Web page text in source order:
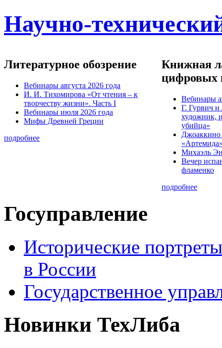
Научно-
Литературное обозрение
Вебинары августа 2026 года
И. И. Тихомирова «От чтения – к
творчеству жизни». Часть I
Вебинары июля 2026 года
Мифы Древней Греции
подробнее
Книжная
цифровых
Вебинары
Г. Гурвич
художник,
убийца»
Михаэль
Вечер
фламенко
подробнее
Госуправление
Исторические
в России
Государственное
Новинки ТехЛиба